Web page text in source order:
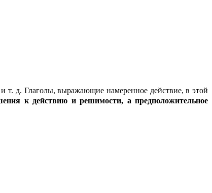
т. д. Глаголы, выражающие намеренное действие, в этой
к действию и решимости, а предположительное